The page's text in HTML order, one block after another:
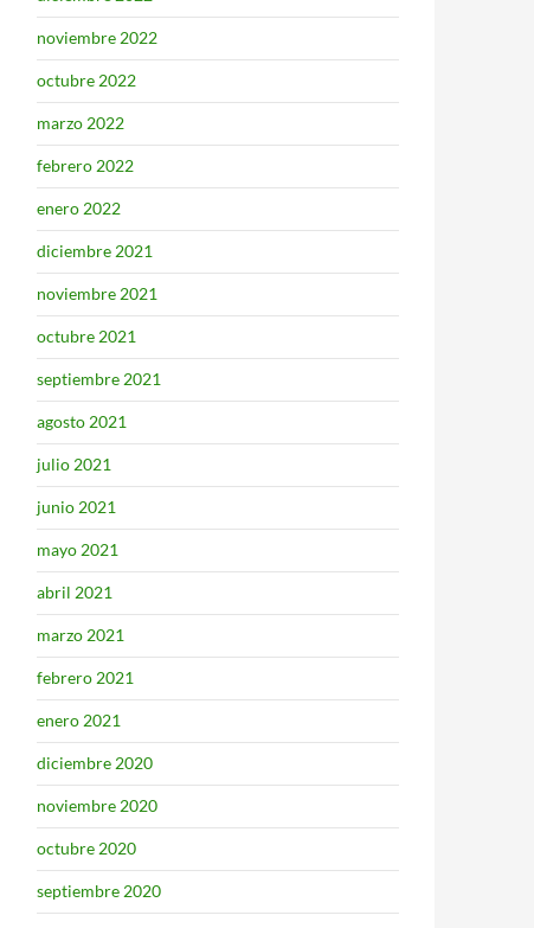
noviembre 2022
octubre 2022
marzo 2022
febrero 2022
enero 2022
diciembre 2021
noviembre 2021
octubre 2021
septiembre 2021
agosto 2021
julio 2021
junio 2021
mayo 2021
abril 2021
marzo 2021
febrero 2021
enero 2021
diciembre 2020
noviembre 2020
octubre 2020
septiembre 2020